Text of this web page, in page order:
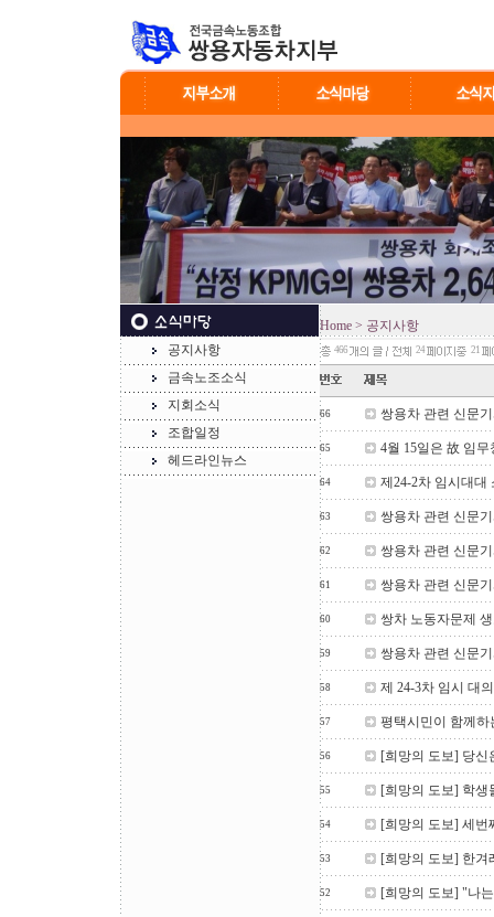
공지사항
금속노조소식
지회소식
조합일정
헤드라인뉴스
Home > 공지사항
466 24 21
66 쌍용차 관련 신문
65 4월 15일은 故 임무
64 제24-2차 임시대대
63 쌍용차 관련 신문
62 쌍용차 관련 신문
61 쌍용차 관련 신문
60 쌍차 노동자문제
59 쌍용차 관련 신문
58 제 24-3차 임시 대
57 평택시민이 함께하
56 [희망의 도보] 당신
55 [희망의 도보] 학생
54 [희망의 도보] 세번
53 [희망의 도보] 한겨
52 [희망의 도보] "나